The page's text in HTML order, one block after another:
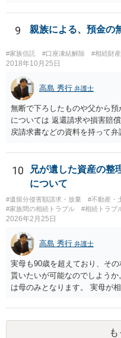
ています。 やはり、成人した
の事だけ考えるべきなのでし
と親子関係を結びたいと思って
子縁組の必要があり 氏も変更
しているとは言え、自分の子
望。もちろん私もそうできれ
るいは 遺言書などで その意
士に相談してみてください。
9 親族による、預金の
#家族信託 #口座凍結解除 #相続財
2018年10月25日
高島 秀行 弁護士
無断で下ろしたものや父から
については 返還請求や損害賠
戻請求書などの資料を持って
10
兄が遺した資産の整
について
#遺留分侵害額請求・放棄 #不動産・
#家族間の相続トラブル
#相続トラブ
2026年2月25日
高島 秀行 弁護士
実母も90歳を超えており、そ
貰いたいが可能なのでしよう
は母のみとなります。 実母が
ないと思います。